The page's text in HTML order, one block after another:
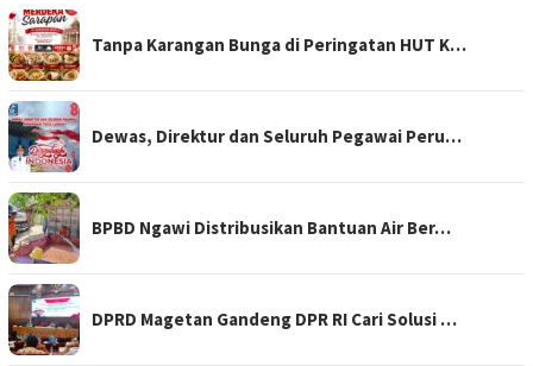
Tanpa Karangan Bunga di Peringatan HUT K…
Dewas, Direktur dan Seluruh Pegawai Peru…
BPBD Ngawi Distribusikan Bantuan Air Ber…
DPRD Magetan Gandeng DPR RI Cari Solusi …